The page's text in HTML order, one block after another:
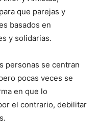
que parejas y
basados en
y solidarias.
personas se centran
pocas veces se
en que lo
el contrario, debilitar